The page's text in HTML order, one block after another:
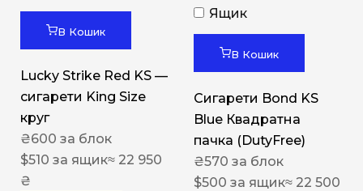
В Кошик
Lucky Strike Red KS —
сигарети King Size
круг
₴600 за блок
$510 за ящик≈ 22 950
₴
Ящик
В Кошик
Сигарети Bond KS
Blue Квадратна
пачка (DutyFree)
₴570 за блок
$500 за ящик≈ 22 500